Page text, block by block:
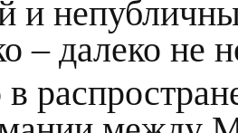
и
– далеко не